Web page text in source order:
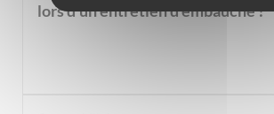
lors d’un entretien d’embauche ?